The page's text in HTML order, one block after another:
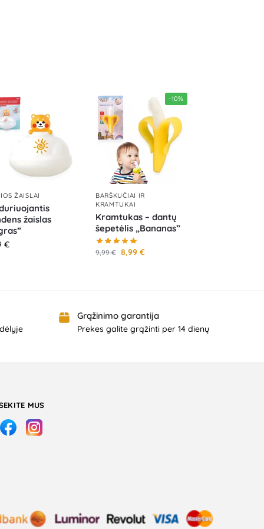
ŽAISLAI
žaislas
€
-10%
BARŠKUČIAI IR
KRAMTUKAI
Kramtukas – dantų
šepetėlis „Bananas”
9,99€ 8,99 €
Grąžinimo garantija
Prekes galite grąžinti per 14 dienų
MUS